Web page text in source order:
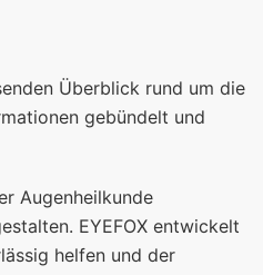
Überblick rund um die
gebündelt und
Augenheilkunde
EYEFOX entwickelt
helfen und der